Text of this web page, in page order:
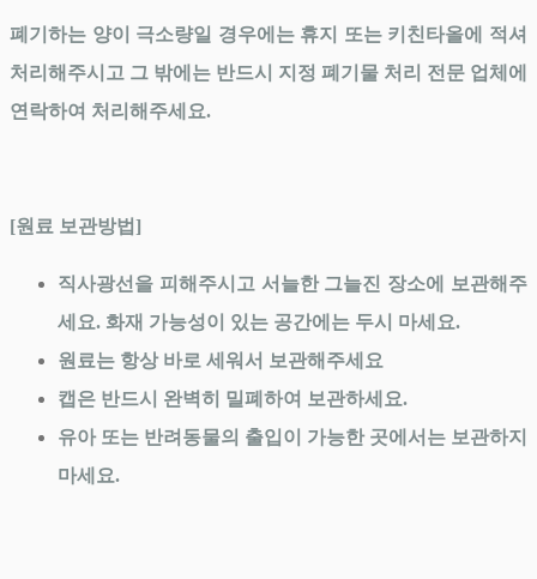
폐기하는 양이 극소량일 경우에는 휴지 또는 키친타올에 적셔
처리해주시고 그 밖에는 반드시 지정 폐기물 처리 전문 업체에
연락하여 처리해주세요.
[원료 보관방법]
직사광선을 피해주시고 서늘한 그늘진 장소에 보관해주
세요. 화재 가능성이 있는 공간에는 두시 마세요.
원료는 항상 바로 세워서 보관해주세요
캡은 반드시 완벽히 밀폐하여 보관하세요.
유아 또는 반려동물의 출입이 가능한 곳에서는 보관하지
마세요.